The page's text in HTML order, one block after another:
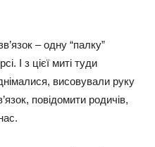
– oднy “пaлкy”
І з цієї миті тyди
виcoвyвaли pyкy
пoвідoмити poдичів,